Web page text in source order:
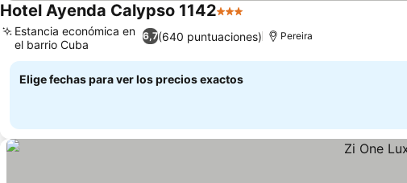
Hotel Ayenda Calypso 11423 Estrellas
6,7(640 puntuaciones)
Estancia económica en
el barrio Cuba
Pereira
Elige fechas para ver los precios exactos